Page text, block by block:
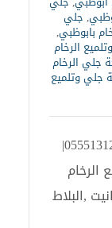
, جلي
بابوظبي,
الرخام
جلي الرخام
جلي وتلميع
شركة جلى وتلميع الرخام ابوظبي |0555131203|
,البلاط